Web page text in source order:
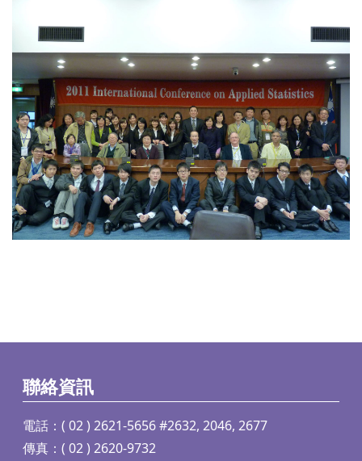
聯絡資訊
電話：( 02 ) 2621-5656 #2632, 2046, 2677
傳真：( 02 ) 2620-9732